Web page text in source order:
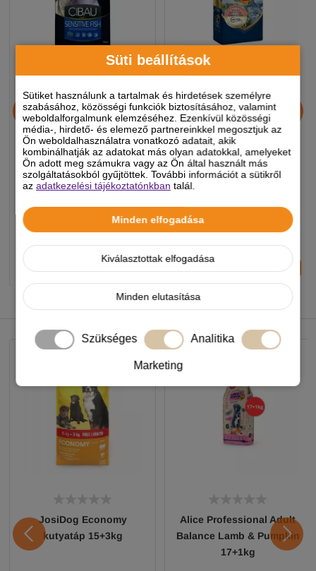
Süti beállítások
Sütiket használunk a tartalmak és hirdetések személyre
szabásához, közösségi funkciók biztosításához, valamint
weboldalforgalmunk elemzéséhez. Ezenkívül közösségi
média-, hirdető- és elemező partnereinkkel megosztjuk az
Ön weboldalhasználatra vonatkozó adatait, akik
kombinálhatják az adatokat más olyan adatokkal, amelyeket
Ön adott meg számukra vagy az Ön által használt más
szolgáltatásokból gyűjtöttek. További információt a sütikről
azadatkezelési tájékoztatónkban talál.
Minden elfogadása
Kiválasztottak elfogadása
Minden elutasítása
Szükséges Analitika
Marketing
Cibau Sensitive Adult Fish
Medium&maxi 12+2kg
19 990 Ft
-5%
Készleten, várható szállítás 1-3
munkanap
+
Happy&Fit Professional
Plus Adult Sensitive
Salmon & Rice 18kg
25 490Ft
29 990 Ft
Készleten, várható szállítás 1-3
- + KOSÁRBA
JosiDog Economy
kutyatáp 15+3kg
Alice Professional Adult
Balance Lamb & Pumpkin
17+1kg